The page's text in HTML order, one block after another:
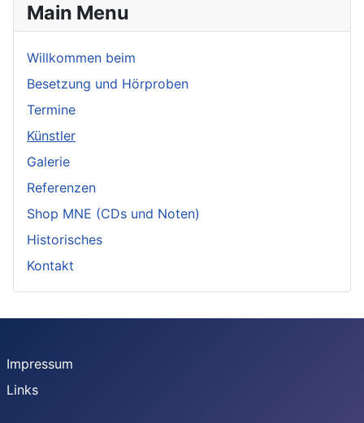
Main Menu
Willkommen beim
Besetzung und Hörproben
Termine
Künstler
Galerie
Referenzen
Shop MNE (CDs und Noten)
Historisches
Kontakt
Impressum
Links